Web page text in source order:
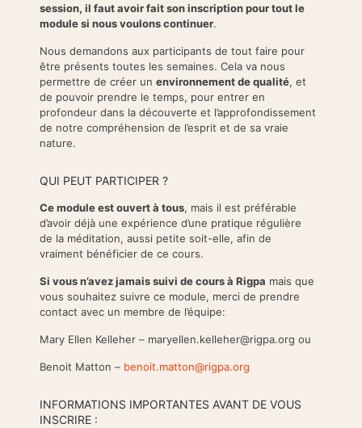
session, il faut avoir fait son inscription pour tout le
module si nous voulons continuer.
Nous demandons aux participants de tout faire pour
être présents toutes les semaines. Cela va nous
permettre de créer un environnement de qualité, et
de pouvoir prendre le temps, pour entrer en
profondeur dans la découverte et l’approfondissement
de notre compréhension de l’esprit et de sa vraie
nature.
QUI PEUT PARTICIPER ?
Ce module est ouvert à tous, mais il est préférable
d’avoir déjà une expérience d’une pratique régulière
de la méditation, aussi petite soit-elle, afin de
vraiment bénéficier de ce cours.
Si vous n’avez jamais suivi de cours à Rigpa mais que
vous souhaitez suivre ce module, merci de prendre
contact avec un membre de l’équipe:
Mary Ellen Kelleher – maryellen.kelleher@rigpa.org ou
Benoit Matton – benoit.matton@rigpa.org
INFORMATIONS IMPORTANTES AVANT DE VOUS
INSCRIRE :